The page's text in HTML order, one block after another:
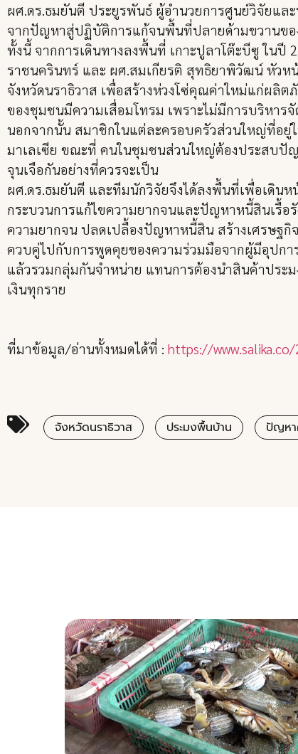
ผศ.ดร.ธมยันตี ประยูรพันธ์ ผู้อำนวยการศูนย์วิจัยแล
จากปัญหาสู่ปฏิบัติการแก้จนพื้นที่ปลายด้ามขวานขอ
ทั้งนี้ จากการเดินทางลงพื้นที่ เกาะปูลาโต๊ะบีซู ใน
ราชนครินทร์ และ ผศ.สมเกียรติ สุทธิยาพิวัฒน์ หัวห
จังหวัดนราธิวาส เพื่อสร้างห่วงโซ่คุณค่าใหม่แก่ผ
ของชุมชนมีความเสื่อมโทรม เพราะไม่มีการบริหาร
นอกจากนั้น สมาชิกในแต่ละครอบครัวส่วนใหญ่ที่อยู่
มาเลเซีย ขณะที่ คนในชุมชนส่วนใหญ่ต้องประสบปั
จุนเจือกันอย่างที่ควรจะเป็น
ผศ.ดร.ธมยันตี และทีมนักวิจัยจึงได้ลงพื้นที่เพื่อเดินห
กระบวนการแก้ไขความยากจนและปัญหาหนี้สินเรื้อ
ความยากจน ปลดเปลื้องปัญหาหนี้สิน สร้างเศรษฐกิ
ควบคู่ไปกับการพูดคุยของความร่วมมือจากผู้มีอุปกา
แล้วรวมกลุ่มกันจำหน่าย แทนการต้องนำสินค้าประ
เงินทุกราย
ที่มาข้อมูล/อ่านทั้งหมดได้ที่ : https://
จังหวัดนราธิวาส ประมงพื้นบ้าน ปัญหา